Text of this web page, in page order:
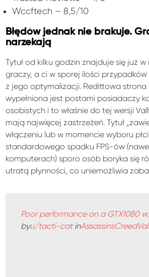
Wccftech – 8,5/10
Błędów jednak nie brakuje.
narzekają
Tytuł od kilku godzin znajduje się już
graczy, a ci w sporej ilości
z jego optymalizacji. Redittowa strona
wypełniona jest postami posiadaczy
osobistych i to właśnie do tej wersji
mają najwięcej zastrzeżeń. Tytuł
włączeniu lub w momencie wyboru
standardowego spadku FPS-ów
komputerach) sporo osób boryka się
utratą płynności, co uniemożliwia
Poor performance on a GTX1080
byu/tacti-catin